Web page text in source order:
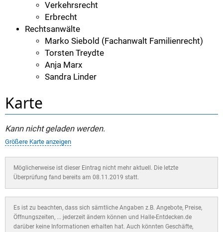
Verkehrsrecht
Erbrecht
Rechtsanwälte
Marko Siebold (Fachanwalt Familienrecht)
Torsten Treydte
Anja Marx
Sandra Linder
Karte
Kann nicht geladen werden.
Größere Karte anzeigen
Möglicherweise ist dieser Eintrag nicht mehr aktuell. Die letzte
Überprüfung fand bereits am 08.11.2019 statt.
Es ist zu beachten, dass sich sämtliche Angaben z.B. Angebote, Preise,
Öffnungszeiten, ... jederzeit ändern können und Halle-Entdecken.de
darüber keine Informationen erhalten hat. Auch könnten Geschäfte,